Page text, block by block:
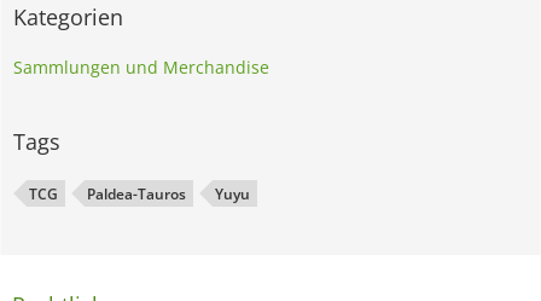
Kategorien
Sammlungen und Merchandise
Tags
TCG Paldea-Tauros Yuyu